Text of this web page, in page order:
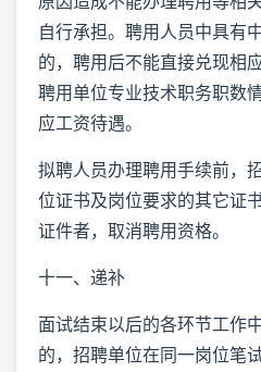
自行承担。聘用人员中具有
的，聘用后不能直接兑现相
聘用单位专业技术职务职数
应工资待遇。
拟聘人员办理聘用手续前，
位证书及岗位要求的其它证
证件者，取消聘用资格。
十一、递补
面试结束以后的各环节工作
的，招聘单位在同一岗位笔